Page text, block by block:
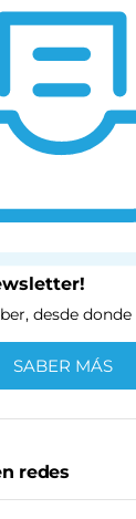
desde
SABER MÁS
redes